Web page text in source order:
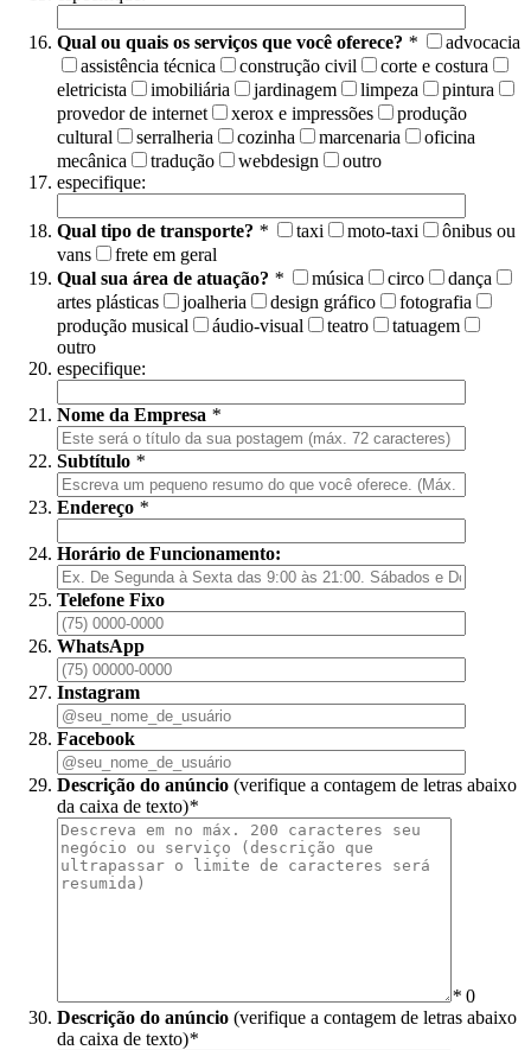
Qual ou quais os serviços que você oferece? *
advocacia
assistência técnica
construção civil
corte e costura
eletricista
imobiliária jardinagem limpeza
pintura
provedor de internet
xerox e impressões
produção
cultural
serralheria cozinha marcenaria
oficina
mecânica
tradução webdesign
outro
especifique:
Qual tipo de transporte? * taxi moto-taxi
ônibus ou
vans
frete em geral
Qual sua área de atuação? * música circo
dança
artes plásticas
joalheria design gráfico
fotografia
produção musical
áudio-visual teatro
tatuagem
outro
especifique:
Nome da Empresa *
Subtítulo *
Endereço *
Horário de Funcionamento:
Telefone Fixo
WhatsApp
Instagram
Facebook
Descrição do anúncio (verifique a contagem de letras abaixo
da caixa de texto)*
* 0
Descrição do anúncio (verifique a contagem de letras abaixo
da caixa de texto)*